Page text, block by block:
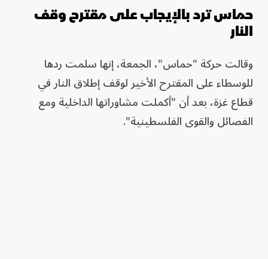
حماس ترد بالإيجاب على مقترح وقف
النار
وقالت حركة "حماس"، الجمعة، إنها سلمت ردها
للوسطاء على المقترح الأخير لوقف إطلاق النار في
قطاع غزة، بعد أن "أكملت مشاوراتها الداخلية ومع
الفصائل والقوى الفلسطينية".